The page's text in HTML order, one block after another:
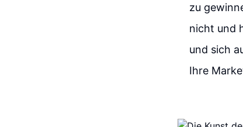
zu
nicht und
und sich
Ihre